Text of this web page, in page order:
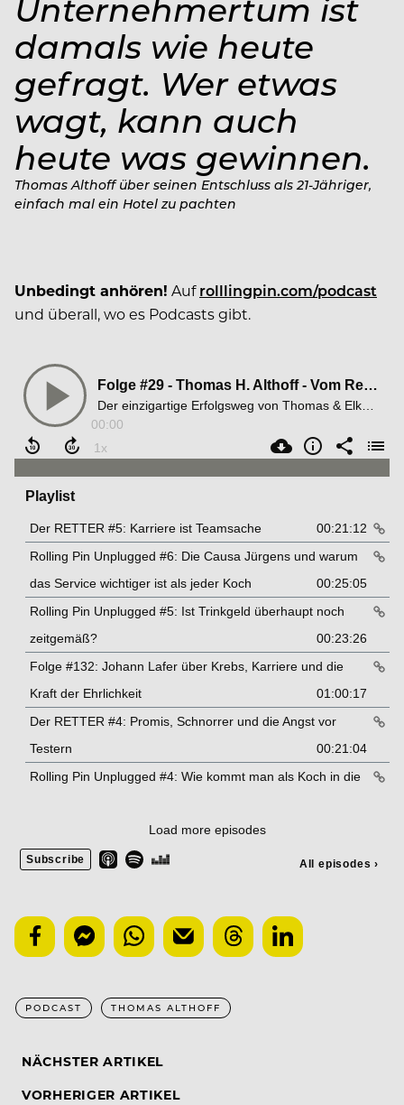
damals wie heute
gefragt. Wer etwas
wagt, kann auch
heute was gewinnen.
Thomas Althoff über seinen Entschluss als 21-Jähriger,
einfach mal ein Hotel zu pachten
Unbedingt anhören! Aufrolllingpin.com/podcast
und überall, wo es Podcasts gibt.
PODCAST THOMAS ALTHOFF
NÄCHSTER ARTIKEL
VORHERIGER ARTIKEL